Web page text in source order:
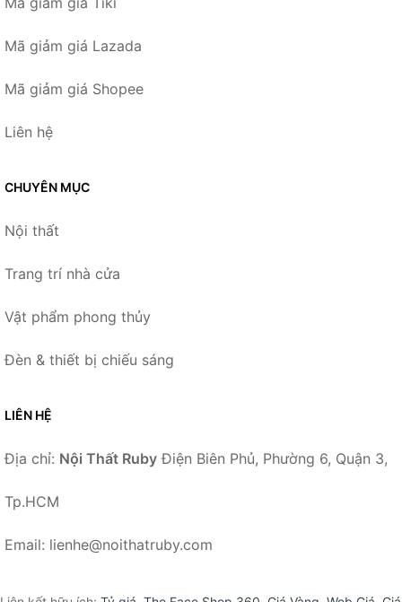
Mã giảm giá Lazada
Mã giảm giá Shopee
Liên hệ
CHUYÊN MỤC
Nội thất
Trang trí nhà cửa
Vật phẩm phong thủy
Đèn & thiết bị chiếu sáng
LIÊN HỆ
Địa chỉ: Nội Thất Ruby Điện Biên Phủ, Phường 6, Quận 3,
Tp.HCM
Email: lienhe@noithatruby.com